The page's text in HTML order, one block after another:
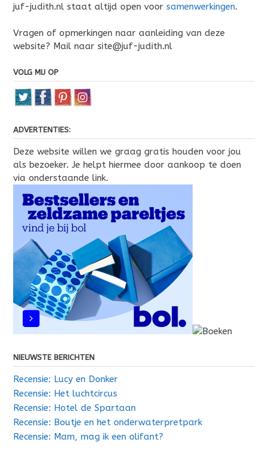
juf-judith.nl staat altijd open voor samenwerkingen.
Vragen of opmerkingen naar aanleiding van deze
website? Mail naar site@juf-judith.nl
VOLG MIJ OP
ADVERTENTIES:
Deze website willen we graag gratis houden voor jou
als bezoeker. Je helpt hiermee door aankoop te doen
via onderstaande link.
NIEUWSTE BERICHTEN
Recensie: Lucy en Donker
Recensie: Het luchtcircus
Recensie: Hotel de Spartaan
Recensie: Boutje en het onderwaterpretpark
Recensie: Mam, mag ik een olifant?